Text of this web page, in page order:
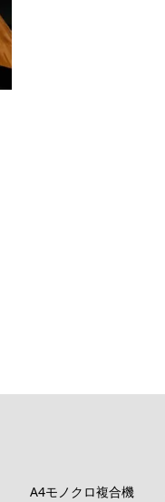
A4モノクロ複合機